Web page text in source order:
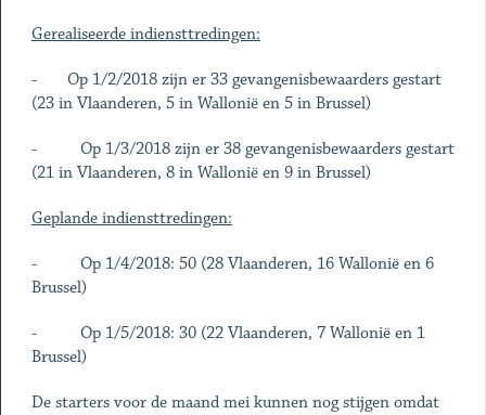
Gerealiseerde indiensttredingen:
- Op 1/2/2018 zijn er 33 gevangenisbewaarders gestart
(23 in Vlaanderen, 5 in Wallonië en 5 in Brussel)
- Op 1/3/2018 zijn er 38 gevangenisbewaarders gestart
(21 in Vlaanderen, 8 in Wallonië en 9 in Brussel)
Geplande indiensttredingen:
- Op 1/4/2018: 50 (28 Vlaanderen, 16 Wallonië en 6
Brussel)
- Op 1/5/2018: 30 (22 Vlaanderen, 7 Wallonië en 1
Brussel)
De starters voor de maand mei kunnen nog stijgen omdat